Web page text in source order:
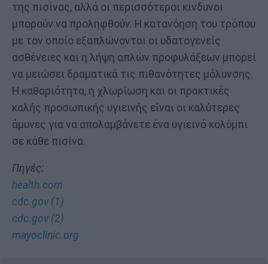
της πισίνας, αλλά οι περισσότεροι κίνδυνοι
μπορούν να προληφθούν. Η κατανόηση του τρόπου
με τον οποίο εξαπλώνονται οι υδατογενείς
ασθένειες και η λήψη απλών προφυλάξεων μπορεί
να μειώσει δραματικά τις πιθανότητες μόλυνσης.
Η καθαριότητα, η χλωρίωση και οι πρακτικές
καλής προσωπικής υγιεινής είναι οι καλύτερες
άμυνες για να απολαμβάνετε ένα υγιεινό κολύμπι
σε κάθε πισίνα.
Πηγές:
health.com
cdc.gov (1)
cdc.gov (2)
mayoclinic.org